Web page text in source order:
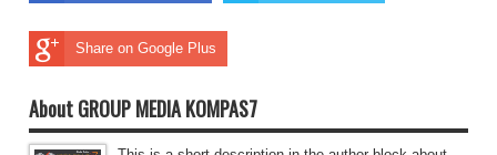
Share on Google Plus
About GROUP MEDIA KOMPAS7